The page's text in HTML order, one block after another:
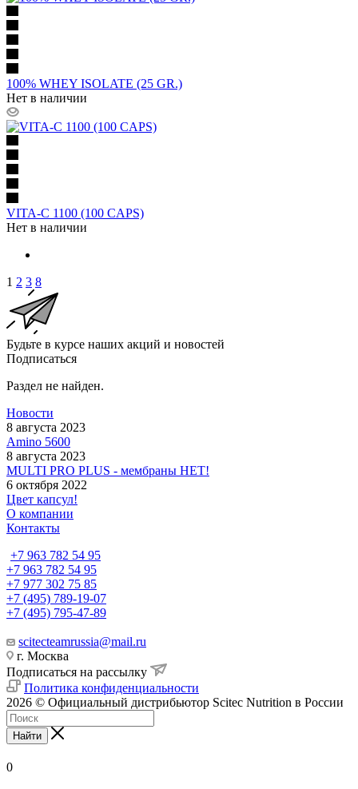
100% WHEY ISOLATE (25 GR.)
Нет в наличии
VITA-C 1100 (100 CAPS)
Нет в наличии
1 2 3 8
Будьте в курсе наших акций и новостей
Подписаться
Раздел не найден.
Новости
8 августа 2023
Amino 5600
8 августа 2023
MULTI PRO PLUS - мембраны НЕТ!
6 октября 2022
Цвет капсул!
О компании
Контакты
+7 963 782 54 95
+7 963 782 54 95
+7 977 302 75 85
+7 (495) 789-19-07
+7 (495) 795-47-89
scitecteamrussia@mail.ru
г. Москва
Подписаться на рассылку
Политика конфиденциальности
2026 © Официальный дистрибьютор Scitec Nutrition в России
Найти
0